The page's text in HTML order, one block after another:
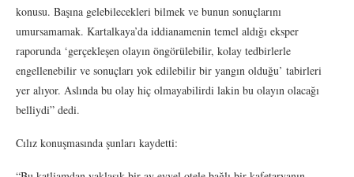
konusu. Başına gelebilecekleri bilmek ve bunun sonuçlarını
umursamamak. Kartalkaya’da iddianamenin temel aldığı eksper
raporunda ‘gerçekleşen olayın öngörülebilir, kolay tedbirlerle
engellenebilir ve sonuçları yok edilebilir bir yangın olduğu’ tabirleri
yer alıyor. Aslında bu olay hiç olmayabilirdi lakin bu olayın olacağı
belliydi” dedi.
Cılız konuşmasında şunları kaydetti: